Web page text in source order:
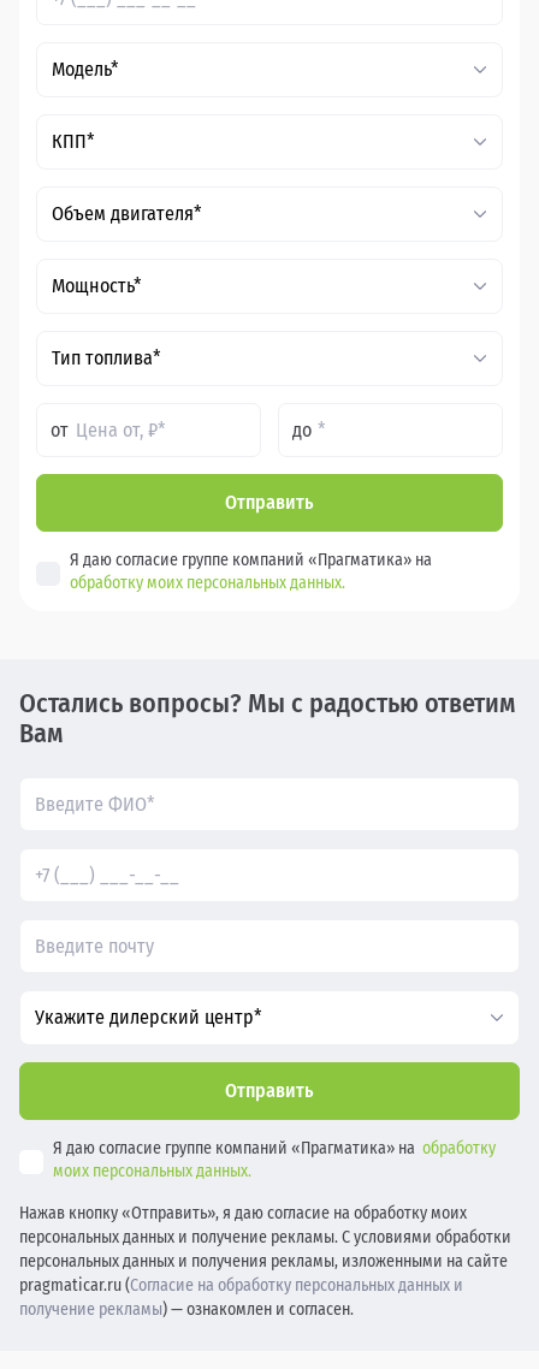
Модель*
КПП*
Объем двигателя*
Мощность*
Тип топлива*
от до
Отправить
Я даю согласие группе компаний «Прагматика» на
обработку моих персональных данных.
Остались вопросы? Мы с радостью ответим
Вам
Укажите дилерский центр*
Отправить
Я даю согласие группе компаний «Прагматика» на обработку
моих персональных данных.
Нажав кнопку «Отправить», я даю согласие на обработку моих
персональных данных и получение рекламы. С условиями обработки
персональных данных и получения рекламы, изложенными на сайте
pragmaticar.ru (Согласие на обработку персональных данных и
получение рекламы) — ознакомлен и согласен.